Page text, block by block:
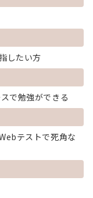
したい方
で勉強ができる
テストで死角な